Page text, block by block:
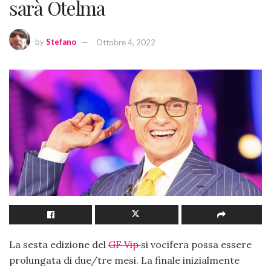
sarà Otelma
byStefano Ottobre 4, 2022
La sesta edizione del GF Vipsi vocifera possa essere
prolungata di due/tre mesi. La finale inizialmente